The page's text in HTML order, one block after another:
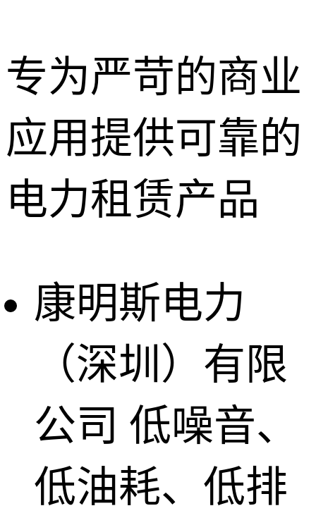
专为严苛的商业
应用提供可靠的
电力租赁产品
康明斯电力
（深圳）有限
公司 低噪音、
低油耗、低排
深圳租赁服
惠州租赁服
务
东莞租赁服